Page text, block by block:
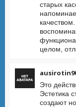
старых
целом,
Это
Эстетика
создают